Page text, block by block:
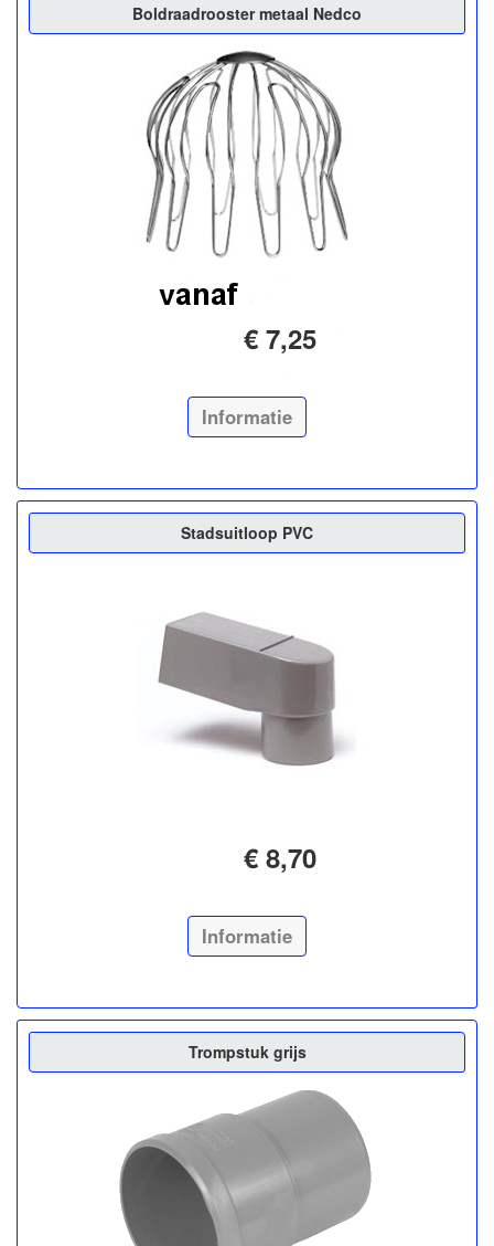
Boldraadrooster metaal Nedco
€ 7,25
Informatie
Stadsuitloop PVC
€ 8,70
Informatie
Trompstuk grijs